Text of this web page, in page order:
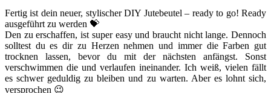
Fertig ist dein neuer, stylischer DIY Jutebeutel – ready to go! Ready
ausgeführt zu werden 💝
Den zu erschaffen, ist super easy und braucht nicht lange. Dennoch
solltest du es dir zu Herzen nehmen und immer die Farben gut
trocknen lassen, bevor du mit der nächsten anfängst. Sonst
verschwimmen die und verlaufen ineinander. Ich weiß, vielen fällt
es schwer geduldig zu bleiben und zu warten. Aber es lohnt sich,
versprochen 😉